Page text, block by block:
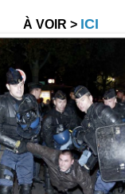
À VOIR > ICI